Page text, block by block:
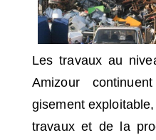
Les travaux au
Amizour
gisement
travaux et de la